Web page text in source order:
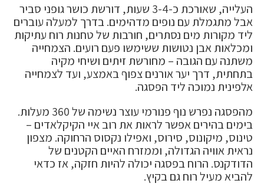
העלייה, שאורכת כ-3-4 שעות, דורשת כושר גופני סביר
אבל מתגמלת עם נופים מדהימים. בדרך למעלה עוברים
ליד מקורות מים נסתרים, חורבות של טחנות רוח עתיקות
ומכלאות אבן נטושות ששימשו פעם רועים. הצמחייה
משתנה עם הגובה – מחורשת זיתים ושיחי מקיה
בתחתית, דרך יער אורנים צפוף באמצע, ועד לצמחייה
אלפינית נמוכה ליד הפסגה.
מהפסגה נפרש נוף פנורמי עוצר נשימה של 360 מעלות.
בימים בהירים אפשר לראות את רוב איי הקיקלאדים –
טינוס, מיקונוס, סירוס, ואפילו נקסוס הרחוקה. מצפון
נראית אוויה הגדולה, וממזרח האיים הקטנים של
הדודקנס. הרוח בפסגה יכולה להיות חזקה, אז כדאי
להביא מעיל רוח גם בקיץ.